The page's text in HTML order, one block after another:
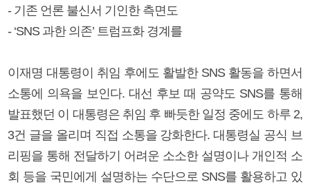
- 기존 언론 불신서 기인한 측면도
- ‘SNS 과한 의존’ 트럼프화 경계를
이재명 대통령이 취임 후에도 활발한 SNS 활동을 하면서
소통에 의욕을 보인다. 대선 후보 때 공약도 SNS를 통해
발표했던 이 대통령은 취임 후 빠듯한 일정 중에도 하루 2,
3건 글을 올리며 직접 소통을 강화한다. 대통령실 공식 브
리핑을 통해 전달하기 어려운 소소한 설명이나 개인적 소
회 등을 국민에게 설명하는 수단으로 SNS를 활용하고 있